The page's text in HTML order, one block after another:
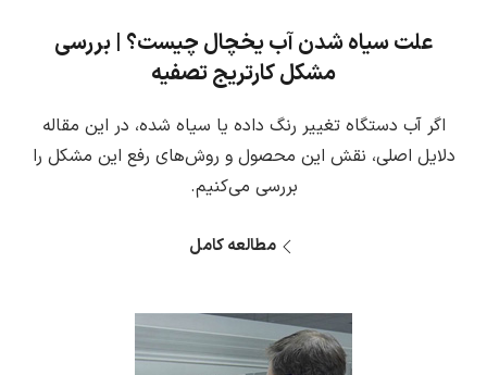
علت سیاه شدن آب یخچال چیست؟ | بررسی
مشکل کارتریج تصفیه
اگر آب دستگاه تغییر رنگ داده یا سیاه شده، در این مقاله
دلایل اصلی، نقش این محصول و روش‌های رفع این مشکل را
بررسی می‌کنیم.
مطالعه کامل